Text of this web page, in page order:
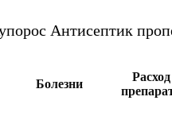
Антисептик
Болезни
Расход